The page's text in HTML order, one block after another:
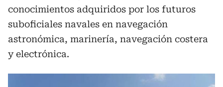
conocimientos adquiridos por los futuros
suboficiales navales en navegación
astronómica, marinería, navegación costera
y electrónica.